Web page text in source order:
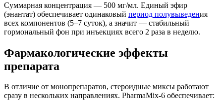
Суммарная концентрация — 500 мг/мл. Единый эфир
(энантат) обеспечивает одинаковый период полувыведения
всех компонентов (5–7 суток), а значит — стабильный
гормональный фон при инъекциях всего 2 раза в неделю.
Фармакологические эффекты
препарата
В отличие от монопрепаратов, стероидные миксы работают
сразу в нескольких направлениях. PharmaMix-6 обеспечивает: